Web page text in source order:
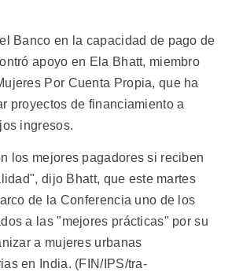
Banco en la capacidad de pago de
apoyo en Ela Bhatt, miembro
Por Cuenta Propia, que ha
proyectos de financiamiento a
ingresos.
los mejores pagadores si reciben
dijo Bhatt, que este martes
de la Conferencia uno de los
a las "mejores prácticas" por su
a mujeres urbanas
en India. (FIN/IPS/tra-